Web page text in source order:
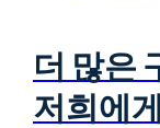
더 많은
저희에